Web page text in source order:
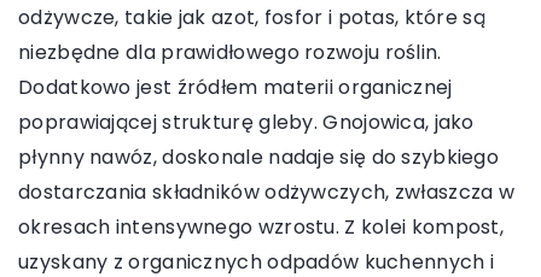
odżywcze, takie jak azot, fosfor i potas, które są
niezbędne dla prawidłowego rozwoju roślin.
Dodatkowo jest źródłem materii organicznej
poprawiającej strukturę gleby. Gnojowica, jako
płynny nawóz, doskonale nadaje się do szybkiego
dostarczania składników odżywczych, zwłaszcza w
okresach intensywnego wzrostu. Z kolei kompost,
uzyskany z organicznych odpadów kuchennych i